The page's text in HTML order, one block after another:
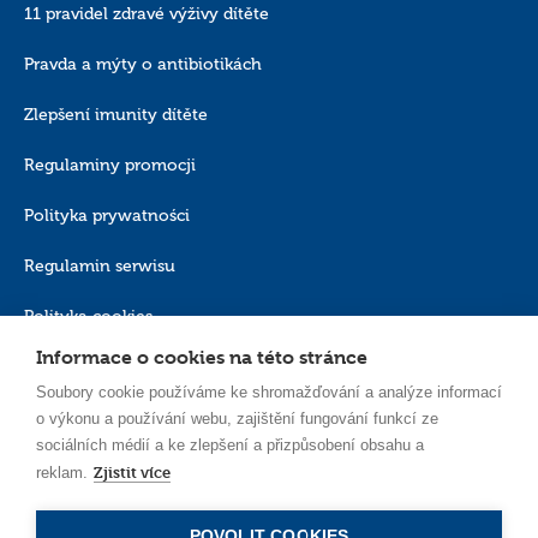
nebo chcete využít práva, která vám náležejí, kontaktujte nás:
Pověřenec pro ochranu osobních údajů: E-mail:
11 pravidel zdravé výživy dítěte
Pravda a mýty o antibiotikách
Zlepšení imunity dítěte
Regulaminy promocji
Polityka prywatności
Regulamin serwisu
Polityka cookies
Informace o cookies na této stránce
Soubory cookie používáme ke shromažďování a analýze informací
o výkonu a používání webu, zajištění fungování funkcí ze
sociálních médií a ke zlepšení a přizpůsobení obsahu a
reklam. Zjistit více